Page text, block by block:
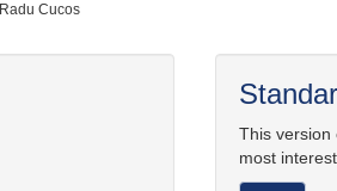
Radu Cucos
This version
most